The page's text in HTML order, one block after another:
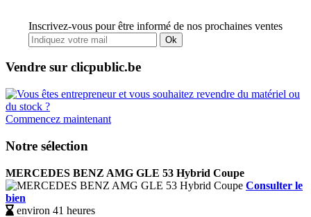
Inscrivez-vous pour être informé de nos prochaines ventes
Ok
Vendre sur clicpublic.be
Commencez maintenant
Notre sélection
MERCEDES BENZ AMG GLE 53 Hybrid Coupe
Consulter le
bien
environ 41 heures